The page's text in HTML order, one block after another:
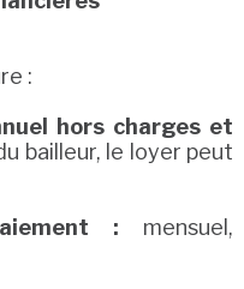
:
hors charges et
bailleur, le loyer peut
: mensuel,